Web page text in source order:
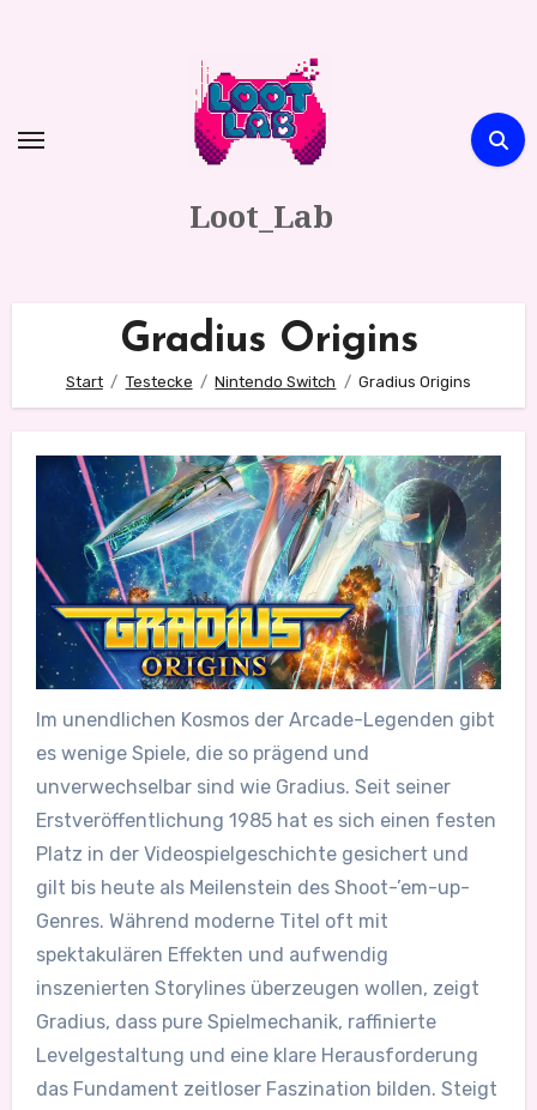
Loot_Lab
Gradius Origins
Start Testecke Nintendo Switch Gradius Origins
Im unendlichen Kosmos der Arcade-Legenden gibt
es wenige Spiele, die so prägend und
unverwechselbar sind wie Gradius. Seit seiner
Erstveröffentlichung 1985 hat es sich einen festen
Platz in der Videospielgeschichte gesichert und
gilt bis heute als Meilenstein des Shoot-’em-up-
Genres. Während moderne Titel oft mit
spektakulären Effekten und aufwendig
inszenierten Storylines überzeugen wollen, zeigt
Gradius, dass pure Spielmechanik, raffinierte
Levelgestaltung und eine klare Herausforderung
das Fundament zeitloser Faszination bilden. Steigt